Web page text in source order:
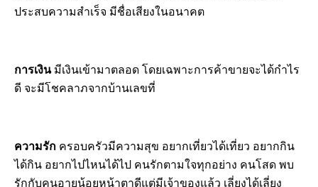
ประสบความสำเร็จ มีชื่อเสียงในอนาคต
การเงินมีเงินเข้ามาตลอด โดยเฉพาะการค้าขายจะได้กำไร
ดี จะมีโชคลาภจากบ้านเลขที่
ความรัก ครอบครัวมีความสุข อยากเที่ยวได้เที่ยว อยากกิน
ได้กิน อยากไปไหนได้ไป คนรักตามใจทุกอย่าง คนโสด พบ
รักกับคนอายุน้อยหน้าตาดีแต่มีเจ้าของแล้ว เลี่ยงได้เลี่ยง